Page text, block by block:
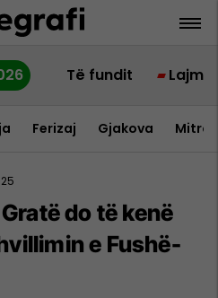
Të fundit Lajme
Ferizaj Gjakova
do të kenë
e Fushë-